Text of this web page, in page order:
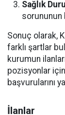
Sağlık
sorununun
Sonuç olarak,
farklı şartlar
kurumun
pozisyonlar
başvurularını
İlanlar